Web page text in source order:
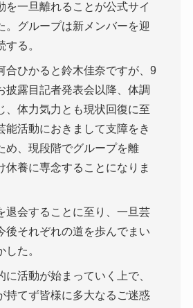
を一旦離れることが公式サイ
。グループは新メンバーを迎
する。
合ひかると鈴木佳奈ですが、9
披露目記者発表会以降、体調
、体力気力とも現状回復に至
能活動におきまして支障をき
め、現段階でグループを離
休養に専念することになりま
退会することに至り、一旦芸
後それぞれの道を歩んでまい
した。
に活動が始まっていく上で、
持てず皆様に多大なるご迷惑